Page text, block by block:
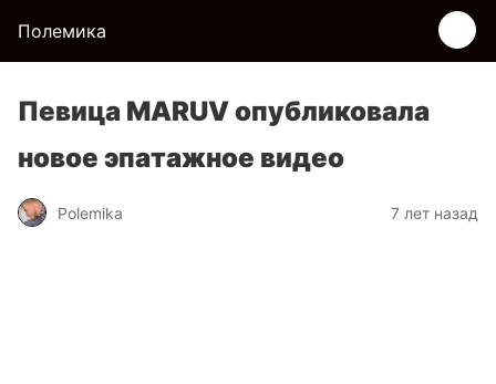
Полемика
Певица MARUV опубликовала
новое эпатажное видео
Polemika 7 лет назад